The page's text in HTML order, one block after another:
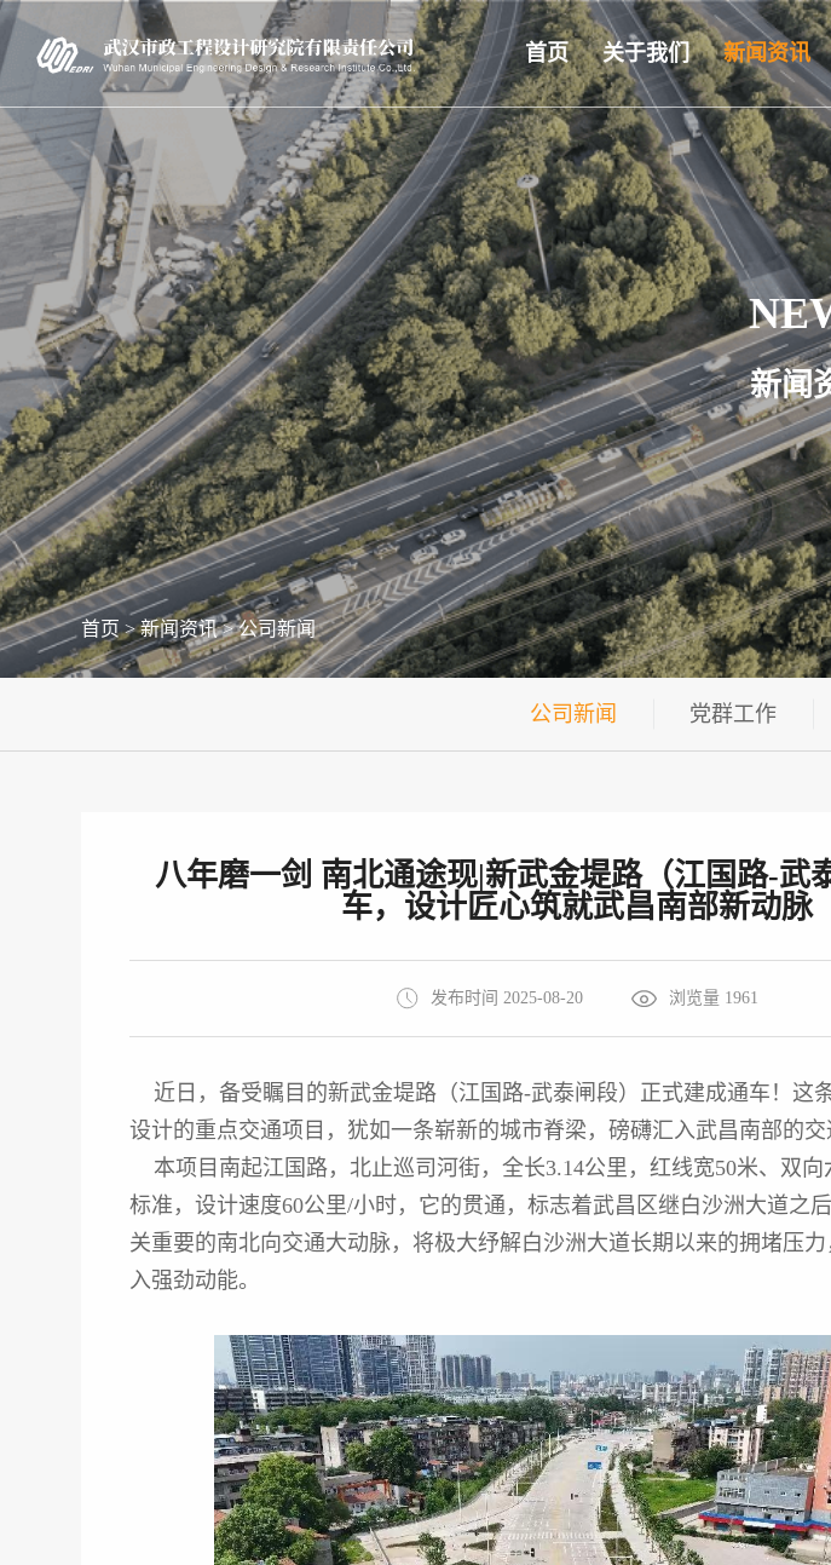
首页 关于我们 新闻资讯
新闻
首页>新闻资讯>公司新闻
公司新闻 党群工作
八年磨一剑 南北通途现|新武金堤路（江国路-武
车，设计匠心筑就武昌南部新动脉
发布时间 2025-08-20 浏览量 1961
近日，备受瞩目的新武金堤路（江国路-武泰闸段）正式建成通车！这
设计的重点交通项目，犹如一条崭新的城市脊梁，磅礴汇入武昌南部的交
本项目南起江国路，北止巡司河街，全长3.14公里，红线宽50米、双向
标准，设计速度60公里/小时，它的贯通，标志着武昌区继白沙洲大道之
关重要的南北向交通大动脉，将极大纾解白沙洲大道长期以来的拥堵压
入强劲动能。